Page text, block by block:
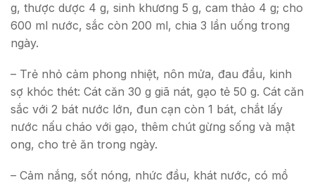
g, thược dược 4 g, sinh khương 5 g, cam thảo 4 g; cho
600 ml nước, sắc còn 200 ml, chia 3 lần uống trong
ngày.
– Trẻ nhỏ cảm phong nhiệt, nôn mửa, đau đầu, kinh
sợ khóc thét: Cát căn 30 g giã nát, gạo tẻ 50 g. Cát căn
sắc với 2 bát nước lớn, đun cạn còn 1 bát, chắt lấy
nước nấu cháo với gạo, thêm chút gừng sống và mật
ong, cho trẻ ăn trong ngày.
– Cảm nắng, sốt nóng, nhức đầu, khát nước, có mồ